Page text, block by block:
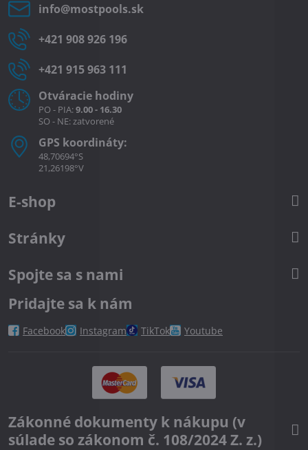
info​@mostpools​.sk
+421 908 926 196
+421 915 963 111
Otváracie hodiny
PO - PIA:9.00 - 16.30
SO - NE: zatvorené
GPS koordináty:
48,70694°S
21,26198°V
E-shop
Stránky
Spojte sa s nami
Pridajte sa k nám
Facebook Instagram TikTok Youtube
Zákonné dokumenty k nákupu (v
súlade so zákonom č. 108/2024 Z. z.)